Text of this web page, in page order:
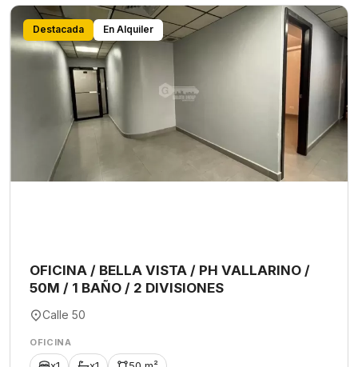
Destacada En Alquiler
OFICINA / BELLA VISTA / PH VALLARINO /
50M / 1 BAÑO / 2 DIVISIONES
Calle 50
OFICINA